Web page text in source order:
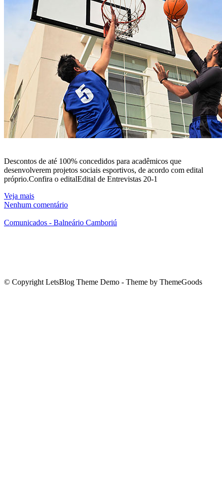
Descontos de até 100% concedidos para acadêmicos que
desenvolverem projetos sociais esportivos, de acordo com edital
próprio.Confira o editalEdital de Entrevistas 20-1
Veja mais
Nenhum comentário
Comunicados - Balneário Camboriú
© Copyright LetsBlog Theme Demo - Theme by ThemeGoods